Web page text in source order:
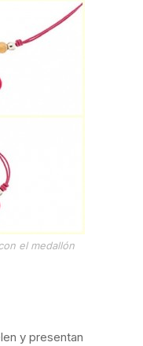
el medallón
y presentan